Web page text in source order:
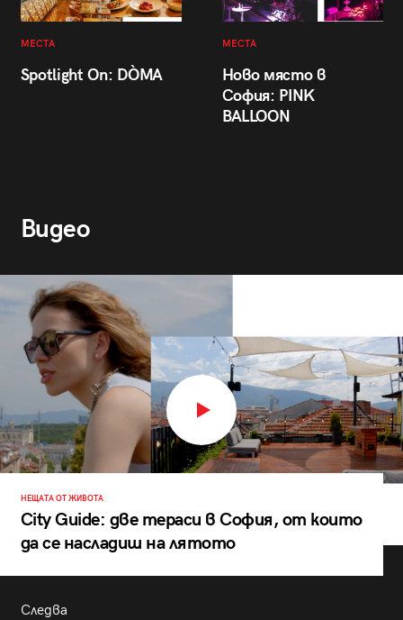
МЕСТА
Spotlight On: DÒMA
МЕСТА
Ново място в
София: PINK
BALLOON
Видео
НЕЩАТА ОТ ЖИВОТА
City Guide: две тераси в София, от които
да се насладиш на лятото
Следва